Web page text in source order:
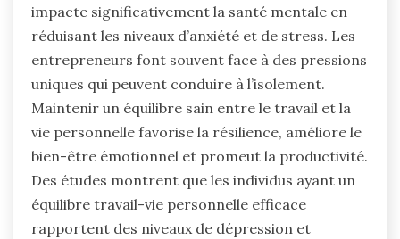
impacte significativement la santé mentale en
réduisant les niveaux d’anxiété et de stress. Les
entrepreneurs font souvent face à des pressions
uniques qui peuvent conduire à l’isolement.
Maintenir un équilibre sain entre le travail et la
vie personnelle favorise la résilience, améliore le
bien-être émotionnel et promeut la productivité.
Des études montrent que les individus ayant un
équilibre travail-vie personnelle efficace
rapportent des niveaux de dépression et